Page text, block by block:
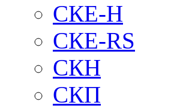
СКЕ-H
СКЕ-RS
СКН
СКП